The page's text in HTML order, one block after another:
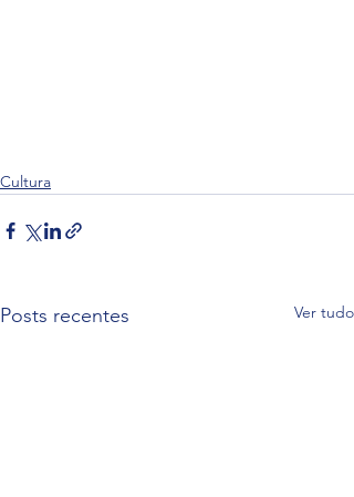
Cultura
Posts recentes Ver tudo